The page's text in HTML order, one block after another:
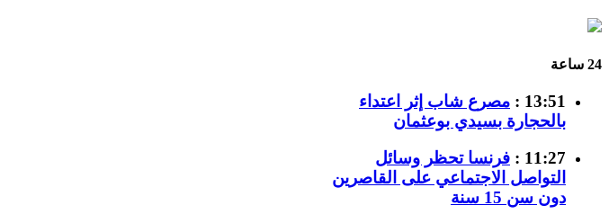
24 ساعة
13:51 :
مصرع شاب إثر اعتداء
بالحجارة بسيدي بوعثمان
11:27 :
فرنسا تحظر وسائل
التواصل الاجتماعي على القاصرين
دون سن 15 سنة